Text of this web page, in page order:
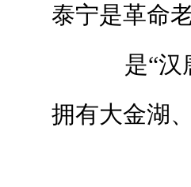
泰宁是革命
是“汉
拥有大金湖